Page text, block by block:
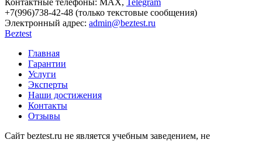
Контактные телефоны: МАХ, Telegram
+7(996)738-42-48 (только текстовые сообщения)
Электронный адрес: admin@beztest.ru
Beztest
Главная
Гарантии
Услуги
Эксперты
Наши достижения
Контакты
Отзывы
Сайт beztest.ru не является учебным заведением, не